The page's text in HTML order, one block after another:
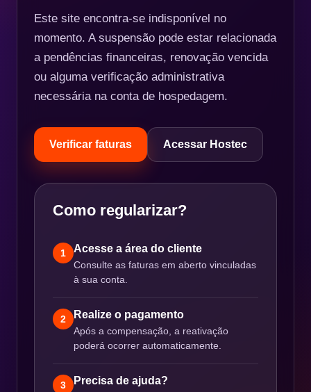
Este site encontra-se indisponível no
momento. A suspensão pode estar relacionada
a pendências financeiras, renovação vencida
ou alguma verificação administrativa
necessária na conta de hospedagem.
Verificar faturas Acessar Hostec
Como regularizar?
1 Acesse a área do cliente
Consulte as faturas em aberto vinculadas
à sua conta.
2 Realize o pagamento
Após a compensação, a reativação
poderá ocorrer automaticamente.
3 Precisa de ajuda?